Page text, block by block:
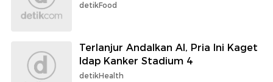
detikFood
Terlanjur Andalkan AI, Pria Ini Kaget
Idap Kanker Stadium 4
detikHealth